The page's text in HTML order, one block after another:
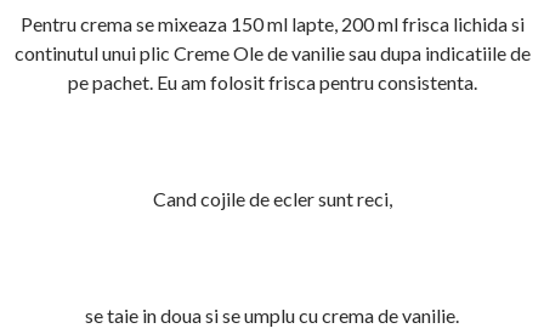
Pentru crema se mixeaza 150 ml lapte, 200 ml frisca lichida si
continutul unui plic Creme Ole de vanilie sau dupa indicatiile de
pe pachet. Eu am folosit frisca pentru consistenta.
Cand cojile de ecler sunt reci,
se taie in doua si se umplu cu crema de vanilie.